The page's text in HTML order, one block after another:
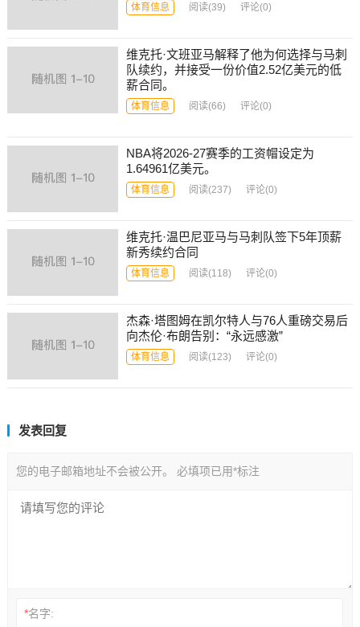
体育信息 阅读(39) 评论(0)
维克托·文班亚马解释了他为何选择与马刺
队续约，并接受一份价值2.52亿美元的低
薪合同。
体育信息 阅读(66) 评论(0)
NBA将2026-27赛季的工资帽设定为
1.64961亿美元。
体育信息 阅读(237) 评论(0)
维克托·温巴尼亚马与马刺队签下5年顶薪
新秀续约合同
体育信息 阅读(118) 评论(0)
杰森·塔图姆在凯尔特人与76人重磅交易后
向杰伦·布朗告别：“永远感激”
体育信息 阅读(123) 评论(0)
发表回复
您的电子邮箱地址不会被公开。 必填项已用*标注
*名字: